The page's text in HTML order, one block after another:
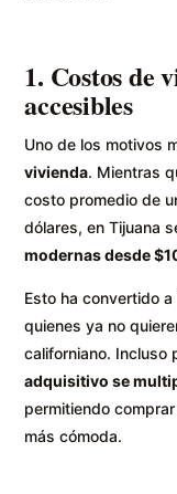
1. Costos de
accesibles
Uno de los motivos
vivienda. Mientras
costo promedio de
dólares, en Tijuana
modernas desde
Esto ha convertido
quienes ya no
californiano. Incluso
adquisitivo se
permitiendo
más cómoda.